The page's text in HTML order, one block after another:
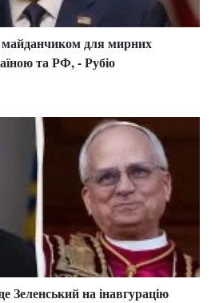
для мирних
та РФ, - Рубіо
Зеленський на інавгурацію